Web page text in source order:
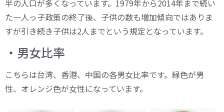
半の人口が多くなっています。1979年から2014年まで続い
た一人っ子政策の終了後、子供の数も増加傾向ではありま
すが引き続き子供は2人までという規定となっています。
・男女比率
こちらは台湾、香港、中国の各男女比率です。緑色が男
性、オレンジ色が女性になっています。